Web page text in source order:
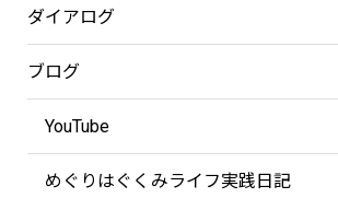
ダイアログ
ブログ
YouTube
めぐりはぐくみライフ実践日記